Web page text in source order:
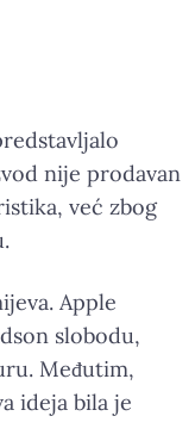
nije prodavan
već zbog
Apple
slobodu,
Međutim,
ideja bila je